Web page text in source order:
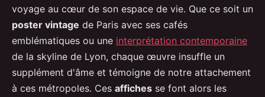
voyage au cœur de son espace de vie. Que ce soit un
poster vintage de Paris avec ses cafés
emblématiques ou une interprétation contemporaine
de la skyline de Lyon, chaque œuvre insuffle un
supplément d'âme et témoigne de notre attachement
à ces métropoles. Ces affiches se font alors les